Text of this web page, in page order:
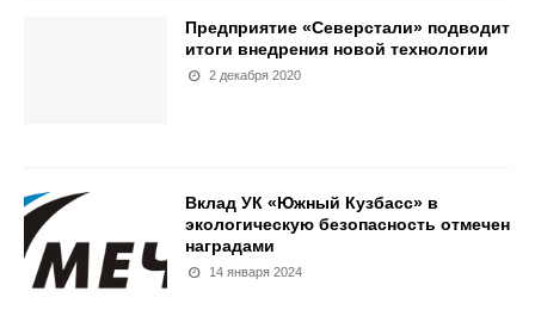
Предприятие «Северстали» подводит
итоги внедрения новой технологии
2 декабря 2020
Вклад УК «Южный Кузбасс» в
экологическую безопасность отмечен
наградами
14 января 2024